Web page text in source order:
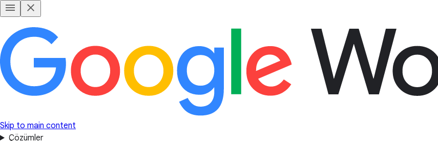
Skip to main content
Çözümler